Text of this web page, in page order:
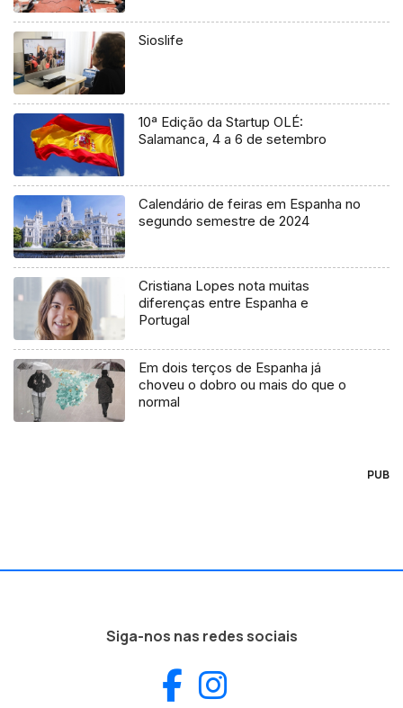
Sioslife
10ª Edição da Startup OLÉ:
Salamanca, 4 a 6 de setembro
Calendário de feiras em Espanha no
segundo semestre de 2024
Cristiana Lopes nota muitas
diferenças entre Espanha e
Portugal
Em dois terços de Espanha já
choveu o dobro ou mais do que o
normal
PUB
Siga-nos nas redes sociais
Facebook